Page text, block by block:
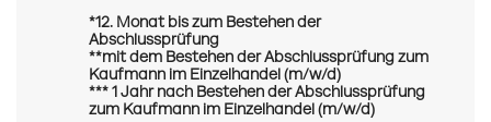
*12. Monat bis zum Bestehen der
Abschlussprüfung
**mit dem Bestehen der Abschlussprüfung zum
Kaufmann im Einzelhandel (m/w/d)
*** 1 Jahr nach Bestehen der Abschlussprüfung
zum Kaufmann im Einzelhandel (m/w/d)